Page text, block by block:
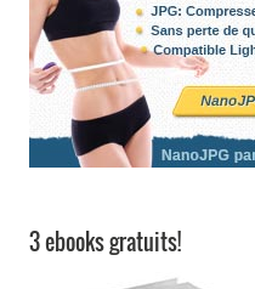
3 ebooks gratuits!